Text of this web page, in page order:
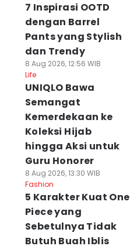
7 Inspirasi OOTD
dengan Barrel
Pants yang Stylish
dan Trendy
8 Aug 2026, 12:56 WIB
Life
UNIQLO Bawa
Semangat
Kemerdekaan ke
Koleksi Hijab
hingga Aksi untuk
Guru Honorer
8 Aug 2026, 13:30 WIB
Fashion
5 Karakter Kuat One
Piece yang
Sebetulnya Tidak
Butuh Buah Iblis